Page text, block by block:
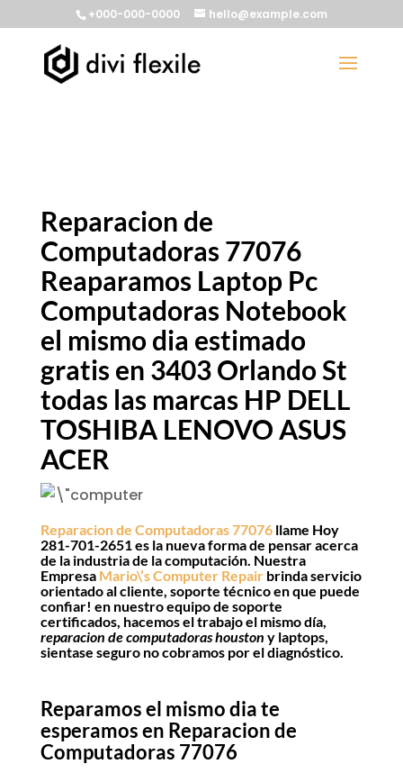
+000-000-0000 hello@example.com
Reparacion de
Computadoras 77076
Reaparamos Laptop Pc
Computadoras Notebook
el mismo dia estimado
gratis en 3403 Orlando St
todas las marcas HP DELL
TOSHIBA LENOVO ASUS
ACER
Reparacion de Computadoras 77076llame Hoy
281-701-2651es la nueva forma de pensar acerca
de la industria de la computación. Nuestra
Empresa Mario\’s Computer Repairbrinda servicio
orientado al cliente, soporte técnico en que puede
confiar! en nuestro equipo de soporte
certificados, hacemos el trabajo el mismo día,
reparacion de computadoras houston y laptops,
sientase seguro no cobramos por el diagnóstico.
Reparamos el mismo dia te
esperamos en Reparacion de
Computadoras 77076